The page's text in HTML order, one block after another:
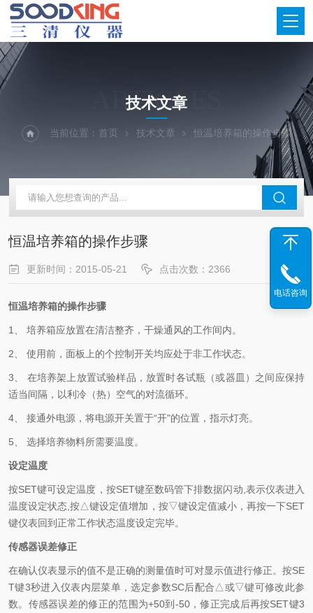
ARTICLES
技术文章
当前位置： 首页 技术文章 恒温培养箱的操作步骤
恒温培养箱的操作步骤
更新时间：2015-05-21 点击次数：2366
恒温培养箱的操作步骤
1、 培养箱应放置在清洁整齐，干燥通风的工作间内。
2、 使用前，面板上的个控制开关均应处于非工作状态。
3、 在培养架上放置试验样品，放置时各试瓶（或器皿）之间应保持
适当间隔，以利冷（热）空气的对流循环。
4、 接通外电源，将电源开关置于“开"的位置，指示灯亮。
5、 选择培养物料所需要温度。
设定温度
按SET键可设定温度，按SET键至数码管下排数据闪动,表示仪表进入
温度设定状态,按△键设定值增加，按▽键设定值减小，再按一下SET
键仪表回到正常工作状态温度设定完毕。
传感器误差修正
在确认仪表显示的值不是正确的测量值时可对显示值进行修正。按SE
T键3秒进入仪表内层菜单，选定参数SC后配合△或▽键可修改此参
数。传感器误差的修正的范围为+50到-50，修正完成后再按SET键3
电话咨询